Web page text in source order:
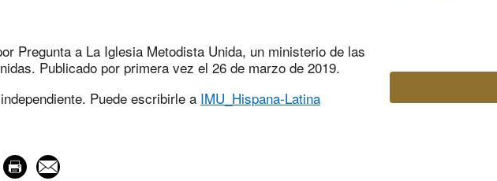
Pregunta a La Iglesia Metodista Unida, un ministerio de las
Publicado por primera vez el 26 de marzo de 2019.
Puede escribirle a IMU_Hispana-Latina